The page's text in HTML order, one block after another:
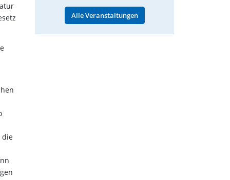
die
Alle Veranstaltungen